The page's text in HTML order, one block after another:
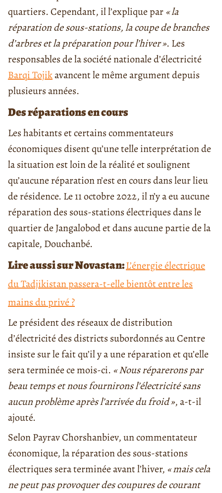
quartiers. Cependant, il l’explique par«la
réparation de sous-stations, la coupe de branches
d’arbres et la préparation pour l’hiver». Les
responsables de la société nationale d’électricité
Barqi Tojikavancent le même argument depuis
plusieurs années.
Des réparations en cours
Les habitants et certains commentateurs
économiques disent qu’une telle interprétation de
la situation est loin de la réalité et soulignent
qu’aucune réparation n’est en cours dans leur lieu
de résidence. Le 11 octobre 2022, il n’y a eu aucune
réparation des sous-stations électriques dans le
quartier de Jangalobod et dans aucune partie de la
capitale, Douchanbé.
Lire aussi sur Novastan:L’énergie électrique
du Tadjikistan passera-t-elle bientôt entre les
mains du privé ?
Le président des réseaux de distribution
d’électricité des districts subordonnés au Centre
insiste sur le fait qu’il y a une réparation et qu’elle
sera terminée ce mois-ci. «Nous réparerons par
beau temps et nous fournirons l’électricité sans
aucun problème après l’arrivée du froid», a-t-il
ajouté.
Selon Payrav Chorshanbiev, un commentateur
économique, la réparation des sous-stations
électriques sera terminée avant l’hiver, «mais cela
ne peut pas provoquer des coupures de courant